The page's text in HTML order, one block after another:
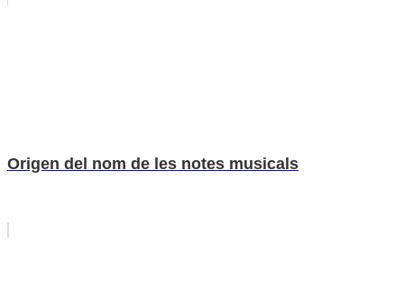
Origen del nom de les notes musicals